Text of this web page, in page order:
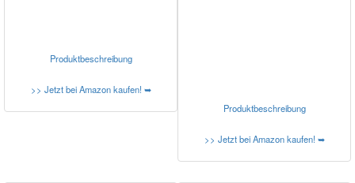
Produktbeschreibung
>> Jetzt bei Amazon kaufen! ➥
Produktbeschreibung
>> Jetzt bei Amazon kaufen! ➥